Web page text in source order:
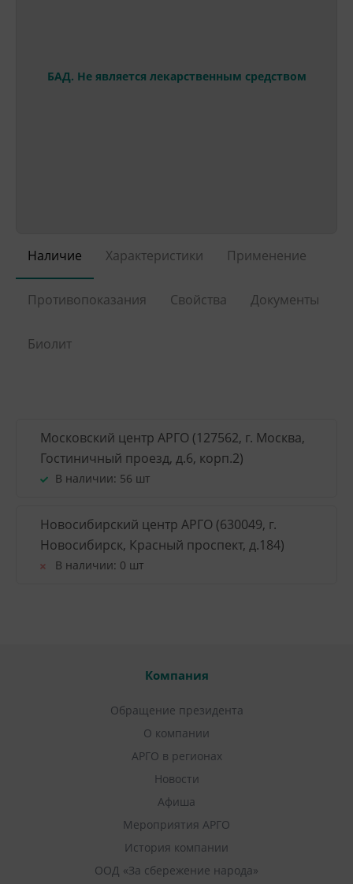
БАД. Не является лекарственным средством
Наличие Характеристики Применение
Противопоказания Свойства Документы
Биолит
Московский центр АРГО (127562, г. Москва,
Гостиничный проезд, д.6, корп.2)
В наличии: 56 шт
Новосибирский центр АРГО (630049, г.
Новосибирск, Красный проспект, д.184)
В наличии: 0 шт
Компания
Обращение президента
О компании
АРГО в регионах
Новости
Афиша
Мероприятия АРГО
История компании
ООД «За сбережение народа»